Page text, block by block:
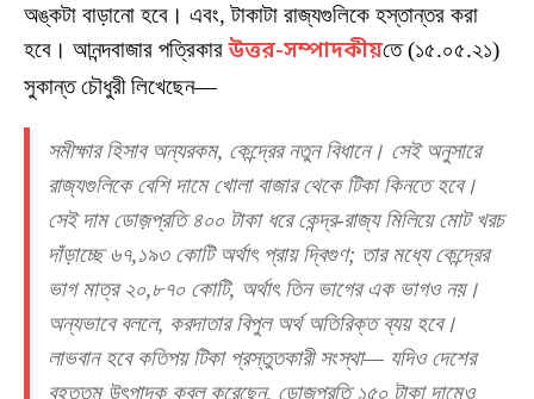
অঙ্কটা বাড়ানো হবে। এবং, টাকাটা রাজ্যগুলিকে হস্তান্তর করা
হবে। আনন্দবাজার পত্রিকারউত্তর-সম্পাদকীয়তে (১৫.০৫.২১)
সুকান্ত চৌধুরী লিখেছেন—
সমীক্ষার হিসাব অন্যরকম, কেন্দ্রের নতুন বিধানে। সেই অনুসারে
রাজ্যগুলিকে বেশি দামে খোলা বাজার থেকে টিকা কিনতে হবে।
সেই দাম ডোজ়প্রতি ৪০০ টাকা ধরে কেন্দ্র-রাজ্য মিলিয়ে মোট খরচ
দাঁড়াচ্ছে ৬৭,১৯৩ কোটি অর্থাৎ প্রায় দ্বিগুণ; তার মধ্যে কেন্দ্রের
ভাগ মাত্র ২০,৮৭০ কোটি, অর্থাৎ তিন ভাগের এক ভাগও নয়।
অন্যভাবে বললে, করদাতার বিপুল অর্থ অতিরিক্ত ব্যয় হবে।
লাভবান হবে কতিপয় টিকা প্রস্তুতকারী সংস্থা— যদিও দেশের
বৃহত্তম উৎপাদক কবুল করেছেন, ডোজ়প্রতি ১৫০ টাকা দামেও